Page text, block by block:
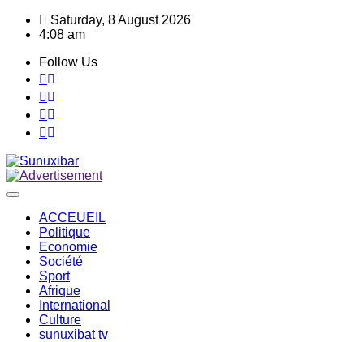
Skip
Saturday, 8 August 2026
4:08 am
Follow Us
ACCEUEIL
Politique
Economie
Société
Sport
Afrique
International
Culture
sunuxibat tv